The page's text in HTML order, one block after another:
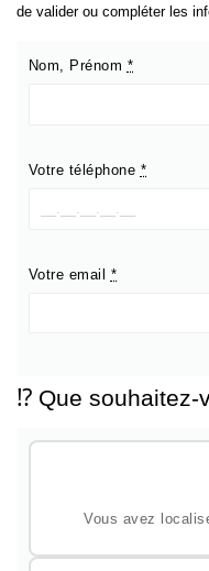
de valider ou compléter les
Nom, Prénom *
Votre téléphone *
Votre email *
⁉️ Que souhaitez-
Vous avez